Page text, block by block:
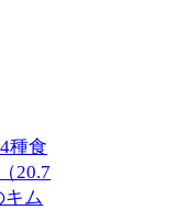
種食
20.7
ム